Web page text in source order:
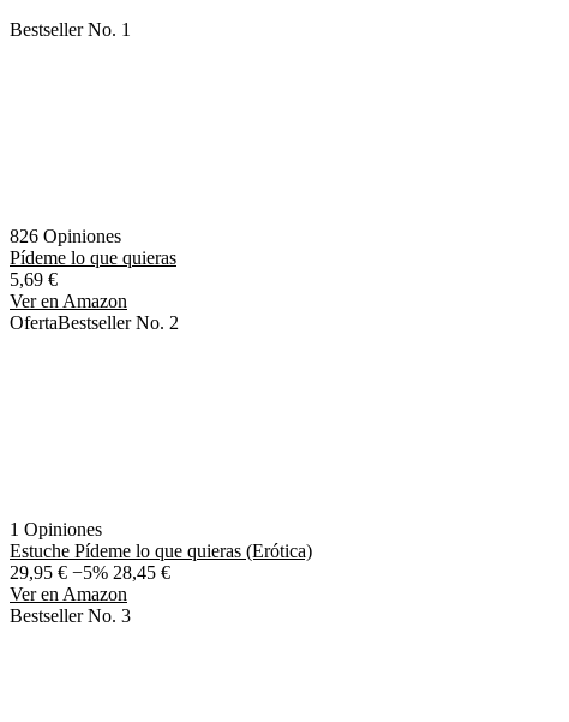
Bestseller No. 1
826 Opiniones
Pídeme lo que quieras
5,69 €
Ver en Amazon
OfertaBestseller No. 2
1 Opiniones
Estuche Pídeme lo que quieras (Erótica)
29,95 € −5% 28,45 €
Ver en Amazon
Bestseller No. 3